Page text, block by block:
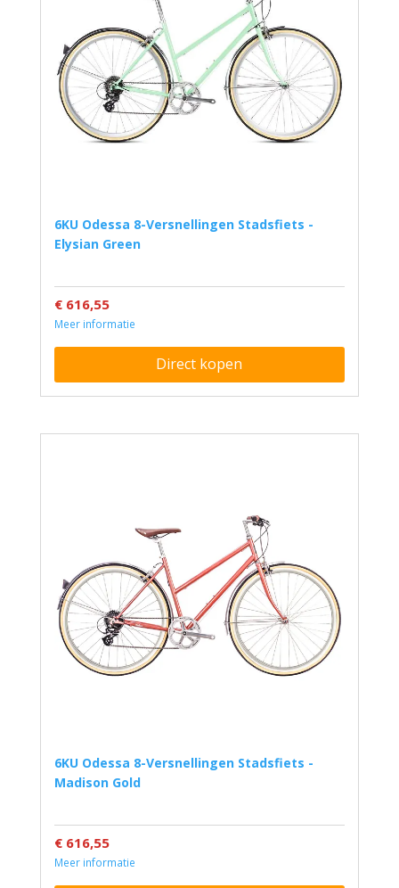
6KU Odessa 8-Versnellingen Stadsfiets -
Elysian Green
€ 616,55
Meer informatie
Direct kopen
6KU Odessa 8-Versnellingen Stadsfiets -
Madison Gold
€ 616,55
Meer informatie